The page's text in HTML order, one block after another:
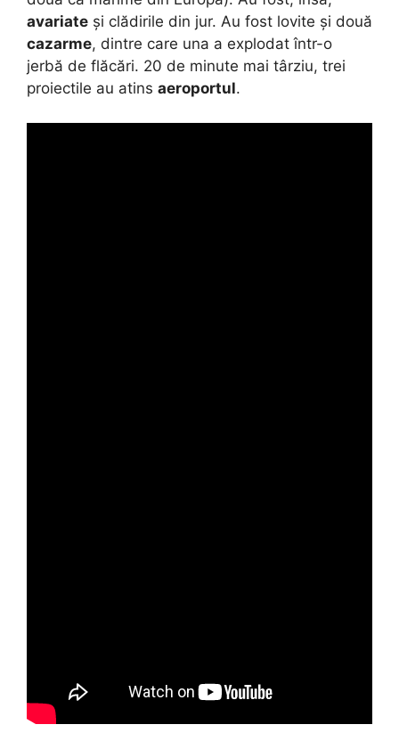
avariate și clădirile din jur. Au fost lovite și două
cazarme, dintre care una a explodat într-o
jerbă de flăcări. 20 de minute mai târziu, trei
proiectile au atins aeroportul.